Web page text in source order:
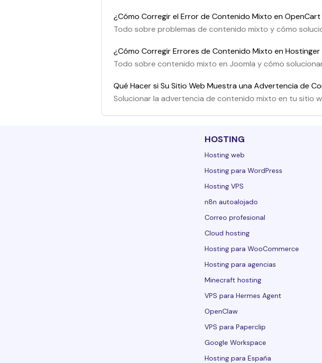
¿Cómo Corregir el Error de Contenido Mixto en
Todo sobre problemas de contenido mixto y cómo
¿Cómo Corregir Errores de Contenido Mixto en Hostinger
Todo sobre contenido mixto en Joomla y cómo
Qué Hacer si Su Sitio Web Muestra una Advertencia de
Solucionar la advertencia de contenido mixto en tu sitio
HOSTING
Hosting web
Hosting para WordPress
Hosting VPS
n8n autoalojado
Correo profesional
Cloud hosting
Hosting para WooCommerce
Hosting para agencias
Minecraft hosting
VPS para Hermes Agent
OpenClaw
VPS para Paperclip
Google Workspace
Hosting para España